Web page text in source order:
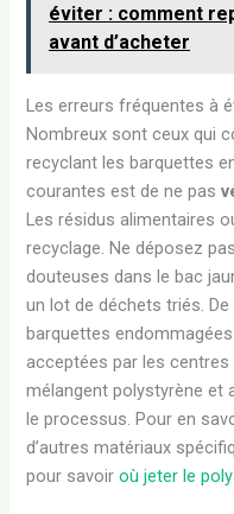
éviter : comment
avant d’acheter
Les erreurs fréquentes à
Nombreux sont ceux qui
recyclant les barquettes
courantes est de ne pas
Les résidus alimentaires
recyclage. Ne déposez
douteuses dans le bac
un lot de déchets triés.
barquettes
acceptées par les
mélangent polystyrène et
le processus. Pour en
d’autres matériaux
pour savoiroù jeter le